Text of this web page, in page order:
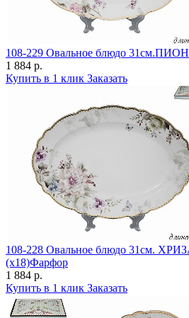
108-229 Овальное блюдо
1 884 р.
Купить в 1 клик Заказать
108-228 Овальное блюдо 31см.
(х18)Фарфор
1 884 р.
Купить в 1 клик Заказать